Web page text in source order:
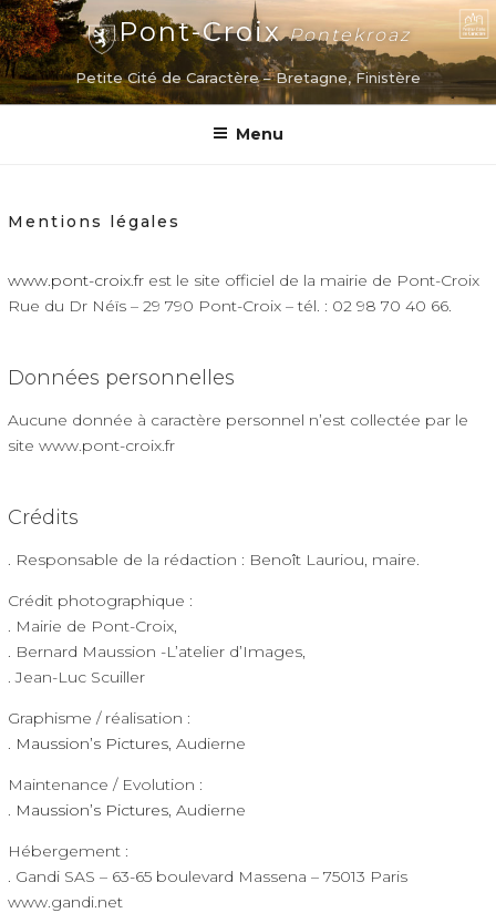
Aller
au
contenu
principal
Pont-CroixPontekroaz
Petite Cité de Caractère – Bretagne, Finistère
Menu
Mentions légales
www.pont-croix.fr est le site officiel de la mairie de Pont-Croix
Rue du Dr Néïs – 29 790 Pont-Croix – tél. : 02 98 70 40 66.
Données personnelles
Aucune donnée à caractère personnel n’est collectée par le
site www.pont-croix.fr
Crédits
. Responsable de la rédaction : Benoît Lauriou, maire.
Crédit photographique :
. Mairie de Pont-Croix,
. Bernard Maussion -L’atelier d’Images,
. Jean-Luc Scuiller
Graphisme / réalisation :
. Maussion’s Pictures, Audierne
Maintenance / Evolution :
. Maussion’s Pictures, Audierne
Hébergement :
. Gandi SAS – 63-65 boulevard Massena – 75013 Paris
www.gandi.net